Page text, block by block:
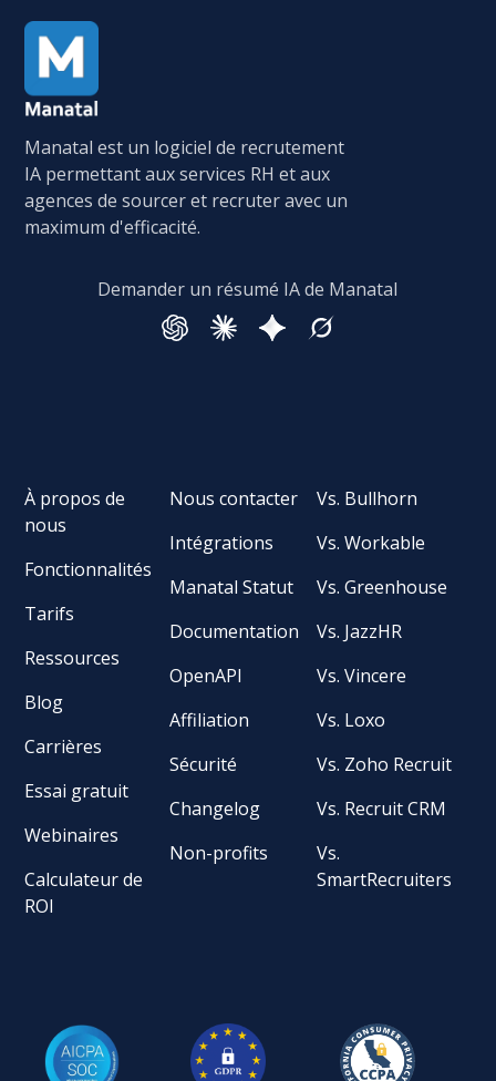
Manatal est un logiciel de recrutement
IA permettant aux services RH et aux
agences de sourcer et recruter avec un
maximum d'efficacité.
Demander un résumé IA de Manatal
À propos de
nous
Fonctionnalités
Tarifs
Ressources
Blog
Carrières
Essai gratuit
Webinaires
Calculateur de
ROI
Nous contacter
Intégrations
Manatal Statut
Documentation
OpenAPI
Affiliation
Sécurité
Changelog
Non-profits
Vs. Bullhorn
Vs. Workable
Vs. Greenhouse
Vs. JazzHR
Vs. Vincere
Vs. Loxo
Vs. Zoho Recruit
Vs. Recruit CRM
Vs.
SmartRecruiters